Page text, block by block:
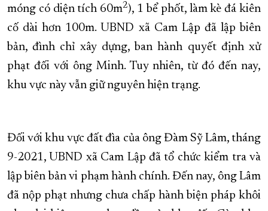
móng có diện tích 60m2), 1 bể phốt, làm kè đá kiên
cố dài hơn 100m. UBND xã Cam Lập đã lập biên
bản, đình chỉ xây dựng, ban hành quyết định xử
phạt đối với ông Minh. Tuy nhiên, từ đó đến nay,
khu vực này vẫn giữ nguyên hiện trạng.
Đối với khu vực đất đìa của ông Đàm Sỹ Lâm, tháng
9-2021, UBND xã Cam Lập đã tổ chức kiểm tra và
lập biên bản vi phạm hành chính. Đến nay, ông Lâm
đã nộp phạt nhưng chưa chấp hành biện pháp khôi